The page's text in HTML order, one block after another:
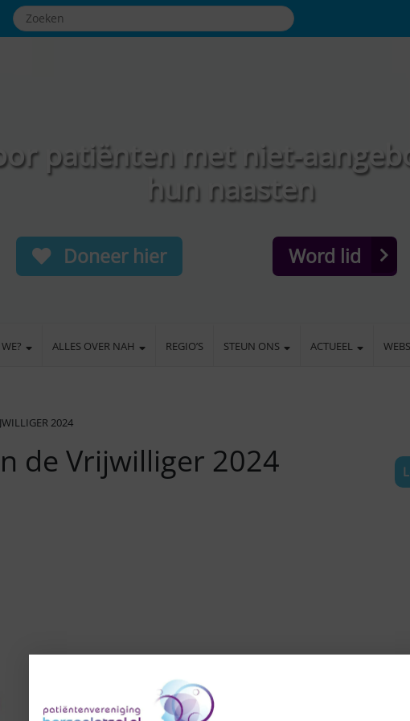
patiënten met niet-
hun naasten
Doneer hier Word lid
ALLES OVER NAH REGIO’S STEUN ONS ACTUEEL
2024
de Vrijwilliger 2024